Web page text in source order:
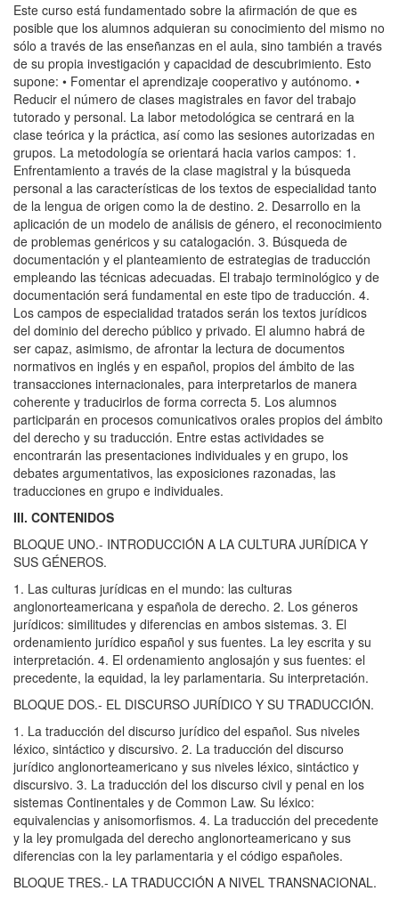
Este curso está fundamentado sobre la afirmación de que es
posible que los alumnos adquieran su conocimiento del mismo no
sólo a través de las enseñanzas en el aula, sino también a través
de su propia investigación y capacidad de descubrimiento. Esto
supone: • Fomentar el aprendizaje cooperativo y autónomo. •
Reducir el número de clases magistrales en favor del trabajo
tutorado y personal. La labor metodológica se centrará en la
clase teórica y la práctica, así como las sesiones autorizadas en
grupos. La metodología se orientará hacia varios campos: 1.
Enfrentamiento a través de la clase magistral y la búsqueda
personal a las características de los textos de especialidad tanto
de la lengua de origen como la de destino. 2. Desarrollo en la
aplicación de un modelo de análisis de género, el reconocimiento
de problemas genéricos y su catalogación. 3. Búsqueda de
documentación y el planteamiento de estrategias de traducción
empleando las técnicas adecuadas. El trabajo terminológico y de
documentación será fundamental en este tipo de traducción. 4.
Los campos de especialidad tratados serán los textos jurídicos
del dominio del derecho público y privado. El alumno habrá de
ser capaz, asimismo, de afrontar la lectura de documentos
normativos en inglés y en español, propios del ámbito de las
transacciones internacionales, para interpretarlos de manera
coherente y traducirlos de forma correcta 5. Los alumnos
participarán en procesos comunicativos orales propios del ámbito
del derecho y su traducción. Entre estas actividades se
encontrarán las presentaciones individuales y en grupo, los
debates argumentativos, las exposiciones razonadas, las
traducciones en grupo e individuales.
III. CONTENIDOS
BLOQUE UNO.- INTRODUCCIÓN A LA CULTURA JURÍDICA Y
SUS GÉNEROS.
1. Las culturas jurídicas en el mundo: las culturas
anglonorteamericana y española de derecho. 2. Los géneros
jurídicos: similitudes y diferencias en ambos sistemas. 3. El
ordenamiento jurídico español y sus fuentes. La ley escrita y su
interpretación. 4. El ordenamiento anglosajón y sus fuentes: el
precedente, la equidad, la ley parlamentaria. Su interpretación.
BLOQUE DOS.- EL DISCURSO JURÍDICO Y SU TRADUCCIÓN.
1. La traducción del discurso jurídico del español. Sus niveles
léxico, sintáctico y discursivo. 2. La traducción del discurso
jurídico anglonorteamericano y sus niveles léxico, sintáctico y
discursivo. 3. La traducción del los discurso civil y penal en los
sistemas Continentales y de Common Law. Su léxico:
equivalencias y anisomorfismos. 4. La traducción del precedente
y la ley promulgada del derecho anglonorteamericano y sus
diferencias con la ley parlamentaria y el código españoles.
BLOQUE TRES.- LA TRADUCCIÓN A NIVEL TRANSNACIONAL.